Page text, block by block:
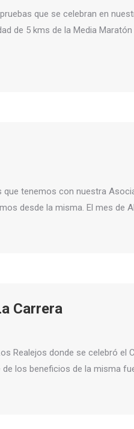
que se celebran en
de 5 kms de la Media
tenemos con nuestra
desde la misma. El mes de
Carrera
Realejos donde se celebró el
los beneficios de la misma